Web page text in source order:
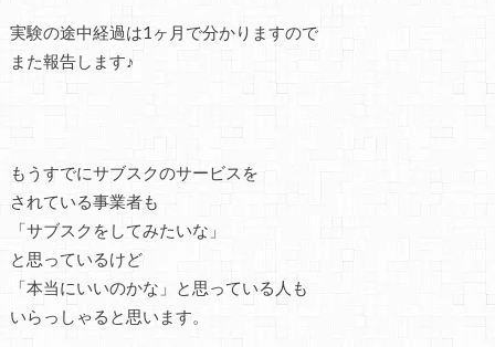
実験の途中経過は1ヶ月で分かりますので
また報告します♪
もうすでにサブスクのサービスを
されている事業者も
「サブスクをしてみたいな」
と思っているけど
「本当にいいのかな」と思っている人も
いらっしゃると思います。